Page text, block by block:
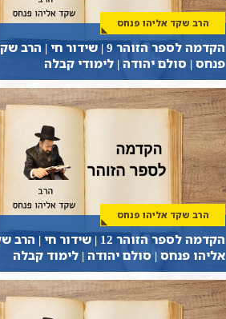
הרב שקד אליהו פנחס
הקדמה לספר הזוהר 9 | שידור חי |
פנחס | סולם יהודה | לימודי קבלה
הרב שקד אליהו פנחס
הקדמה לספר הזוהר 12 | שידור חי |
אליהו פנחס | סולם יהודה | לימוד קבלה